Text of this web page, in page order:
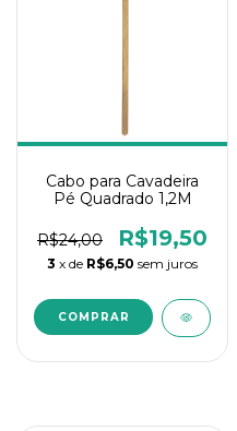
Cabo para Cavadeira
Pé Quadrado 1,2M
R$24,00 R$19,50
3 x de R$6,50 sem juros